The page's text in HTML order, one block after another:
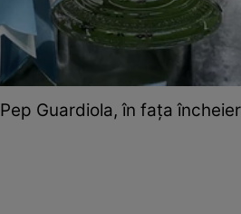
Pep Guardiola, în fața